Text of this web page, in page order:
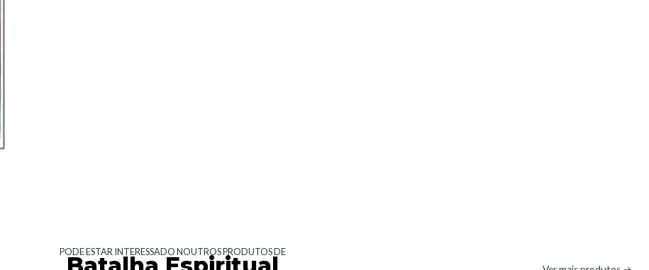
PODE ESTAR INTERESSADO NOUTROS PRODUTOS DE